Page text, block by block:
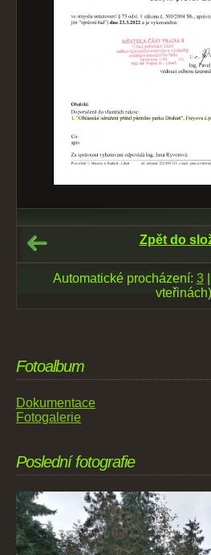
Zpět do
Automatické procházení: 3|
vteřinách)
Fotoalbum
Dokumentace
Fotogalerie
Poslední fotografie